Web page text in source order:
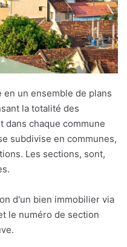
en un ensemble de plans
la totalité des
chaque commune
subdivise en communes,
Les sections, sont,
d'un bien immobilier via
le numéro de section